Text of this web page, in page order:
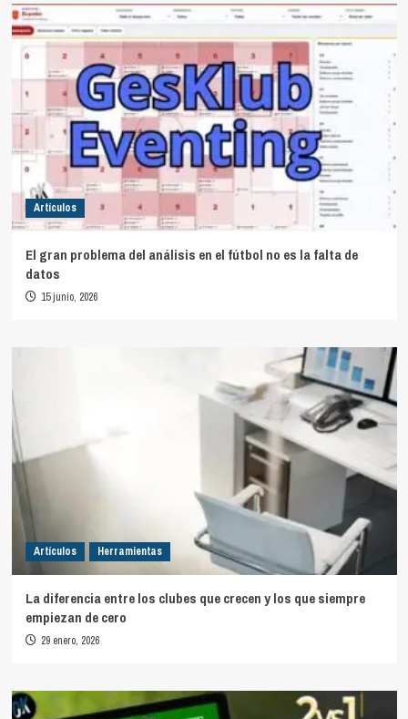
Artículos
El gran problema del análisis en el fútbol no es la falta de
datos
15 junio, 2026
Artículos Herramientas
La diferencia entre los clubes que crecen y los que siempre
empiezan de cero
29 enero, 2026